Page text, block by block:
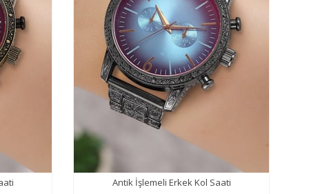
Antik İşlemeli Erkek Kol Saati